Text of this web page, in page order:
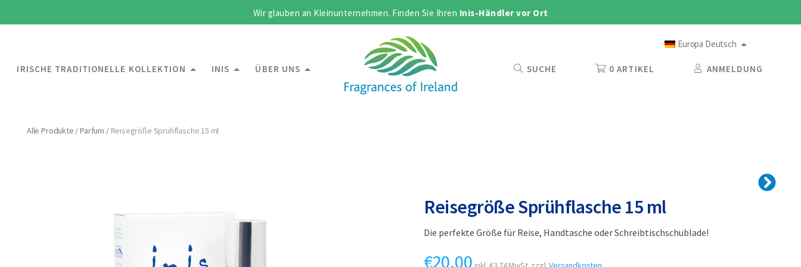
Wir glauben an Kleinunternehmen. Finden Sie Ihren Inis-Händler vor Ort
Europa Deutsch
IRISCHE TRADITIONELLE KOLLEKTION INIS ÜBER UNS SUCHE 0 ARTIKEL ANMELDUNG
Alle Produkte /Parfum / Reisegröße Sprühflasche 15 ml
Reisegröße Sprühflasche 15 ml
Die perfekte Größe für Reise, Handtasche oder Schreibtischschublade!
€20.00